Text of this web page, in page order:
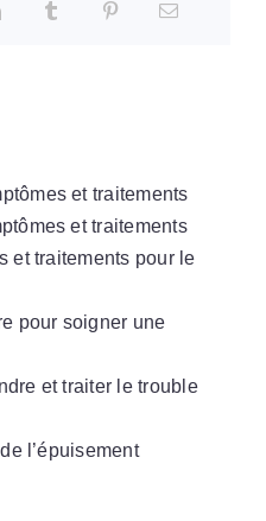
et traitements
et traitements
et traitements pour le
pour soigner une
et traiter le trouble
l’épuisement